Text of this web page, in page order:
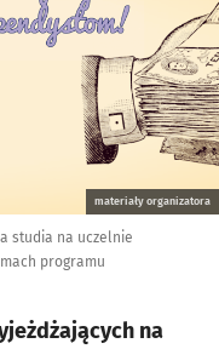
materiały organizatora
studia na uczelnie
programu
na